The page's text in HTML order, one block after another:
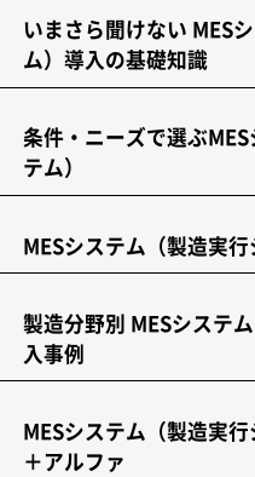
いまさら聞けない MES
ム）導入の基礎知識
条件・ニーズで選ぶ
テム）
MESシステム（製造実
製造分野別 MESシステ
入事例
MESシステム（製造実
＋アルファ